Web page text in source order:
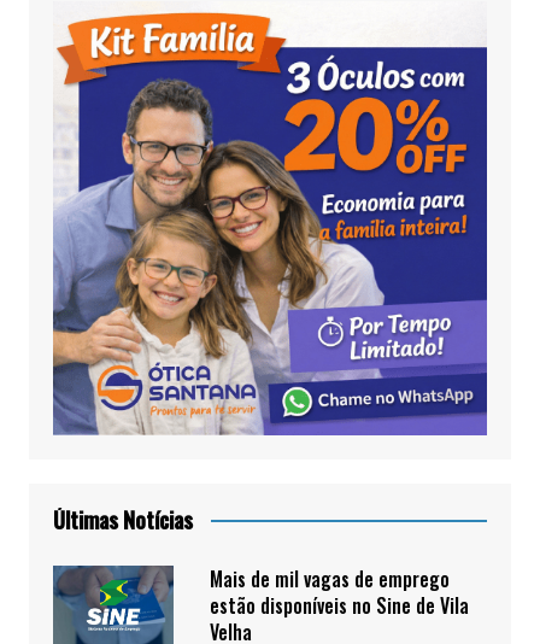
Últimas Notícias
Mais de mil vagas de emprego
estão disponíveis no Sine de Vila
Velha